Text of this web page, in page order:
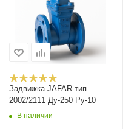
Задвижка JAFAR тип
2002/2111 Ду-250 Ру-10
В наличии